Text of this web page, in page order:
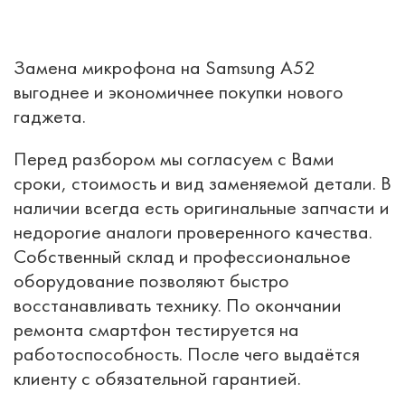
Замена микрофона на Samsung A52
выгоднее и экономичнее покупки нового
гаджета.
Перед разбором мы согласуем с Вами
сроки, стоимость и вид заменяемой детали. В
наличии всегда есть оригинальные запчасти и
недорогие аналоги проверенного качества.
Собственный склад и профессиональное
оборудование позволяют быстро
восстанавливать технику. По окончании
ремонта смартфон тестируется на
работоспособность. После чего выдаётся
клиенту с обязательной гарантией.